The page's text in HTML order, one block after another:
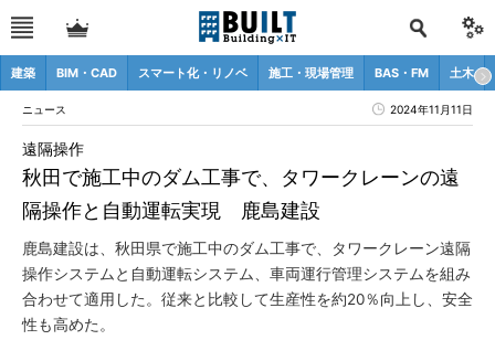
建築 BIM・CAD スマート化・リノベ 施工・現場管理 BAS・FM 土木
ニュース 2024年11月11日
秋田で施工中のダム工事で、タワークレーンの遠
隔操作と自動運転実現 鹿島建設
遠隔操作
鹿島建設は、秋田県で施工中のダム工事で、タワークレーン遠隔
操作システムと自動運転システム、車両運行管理システムを組み
合わせて適用した。従来と比較して生産性を約20％向上し、安全
性も高めた。